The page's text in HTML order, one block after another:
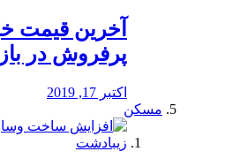
آخرین قیمت
پرفروش در
اکتبر 17, 2019
مسکن